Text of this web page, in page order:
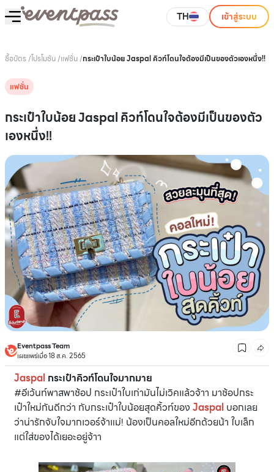
TH เข้าสู่ระบบ
ซื้อบัตร /โปรโมชัน/แฟชั่น/กระเป๋าใบน้อย Jaspal คิวท์โดนใจต้องมีเป็นของตัวเองหนึ่ง!!
แฟชั่น
กระเป๋าใบน้อย Jaspal คิวท์โดนใจต้องมีเป็นของตัว
เองหนึ่ง!!
Eventpass Team
เผยแพร่เมื่อ 18 ส.ค. 2565
Jaspal กระเป๋าคิวท์โดนใจมากมาย
#อีเว้นท์พาสพาช้อป กระเป๋าใบเก่ามันไม่เวิคแล้วจ้าา มาช้อปกระ
เป๋าใหม่กันดีกว่า กับกระเป๋าใบน้อยสุดคิ้วท์ของ Jaspal บอกเลย
ว่าน่ารักจับใจมากเวอร์จ้าแม่! น้องเป็นคอลใหม่อีกด้วยน้า ใบเล็ก
แต่ใส่ของได้เยอะอยู่จ้าา